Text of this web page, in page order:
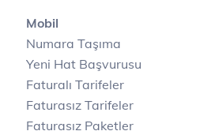
Mobil
Numara Taşıma
Yeni Hat Başvurusu
Faturalı Tarifeler
Faturasız Tarifeler
Faturasız Paketler